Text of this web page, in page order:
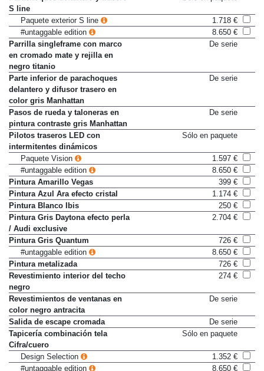
Parachoques delantero y trasero
S line
Paquete exterior S line
1.718 €
#untaggable edition
8.650 €
Parrilla singleframe con marco
en cromado mate y rejilla en
negro titanio
Parte inferior de parachoques
delantero y difusor trasero en
color gris Manhattan
Pasos de rueda y taloneras en
pintura contraste gris Manhattan
Pilotos traseros LED con
intermitentes dinámicos
Paquete Vision
1.597 €
#untaggable edition
8.650 €
Pintura Amarillo Vegas
399 €
Pintura Azul Ara efecto cristal
1.174 €
Pintura Blanco Ibis
250 €
Pintura Gris Daytona efecto perla
/ Audi exclusive
Pintura Gris Quantum
726 €
#untaggable edition
8.650 €
Pintura metalizada
726 €
Revestimiento interior del techo
negro
Revestimientos de ventanas en
color negro antracita
Salida de escape cromada
De serie
Tapicería combinación tela
Cifra/cuero
Design Selection 1.352 €